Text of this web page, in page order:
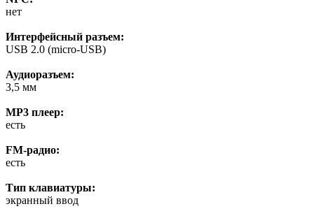
нет
Интерфейсный разъем:
USB 2.0 (micro-USB)
Аудиоразъем:
3,5 мм
MP3 плеер:
есть
FM-радио:
есть
Тип клавиатуры:
экранный ввод